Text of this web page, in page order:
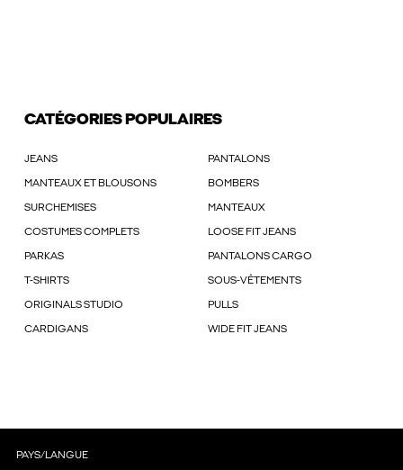
CATÉGORIES POPULAIRES
JEANS PANTALONS
MANTEAUX ET BLOUSONS BOMBERS
SURCHEMISES MANTEAUX
COSTUMES COMPLETS LOOSE FIT JEANS
PARKAS PANTALONS CARGO
T-SHIRTS SOUS-VÊTEMENTS
ORIGINALS STUDIO PULLS
CARDIGANS WIDE FIT JEANS
PAYS/LANGUE